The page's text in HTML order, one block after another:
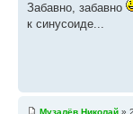
Забавно, забавно
к синусоиде...
Музалёв Николай »